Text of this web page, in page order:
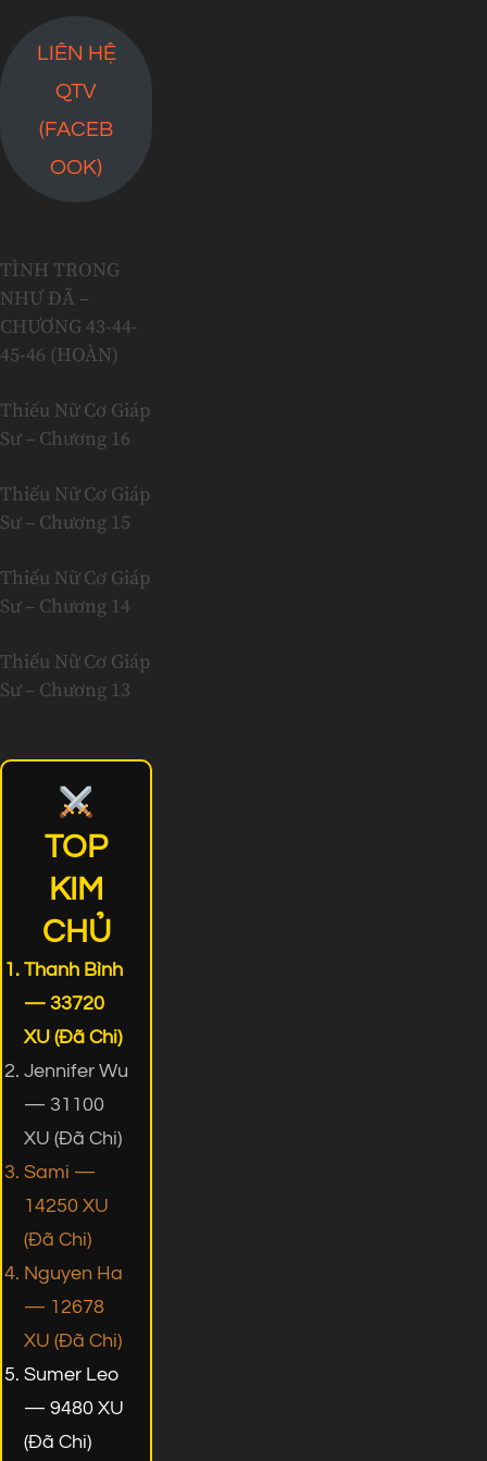
LIÊN HỆ
QTV
(FACEB
OOK)
TÌNH TRONG
NHƯ ĐÃ –
CHƯƠNG 43-44-
45-46 (HOÀN)
Thiếu Nữ Cơ Giáp
Sư – Chương 16
Thiếu Nữ Cơ Giáp
Sư – Chương 15
Thiếu Nữ Cơ Giáp
Sư – Chương 14
Thiếu Nữ Cơ Giáp
Sư – Chương 13
TOP
KIM
CHỦ
Thanh Bình
— 33720
XU (Đã Chi)
Jennifer Wu
— 31100
XU (Đã Chi)
Sami —
14250 XU
(Đã Chi)
Nguyen Ha
— 12678
XU (Đã Chi)
Sumer Leo
— 9480 XU
(Đã Chi)